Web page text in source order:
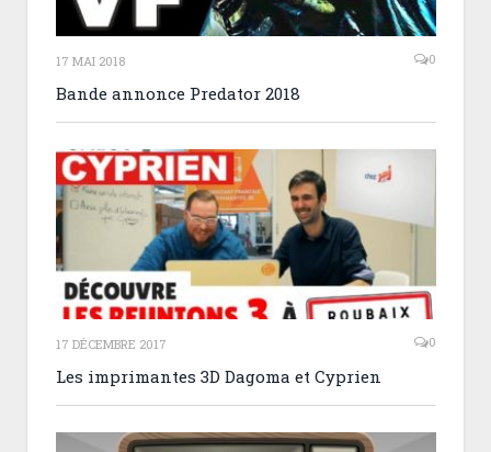
17 MAI 2018 0
Bande annonce Predator 2018
17 DÉCEMBRE 2017 0
Les imprimantes 3D Dagoma et Cyprien